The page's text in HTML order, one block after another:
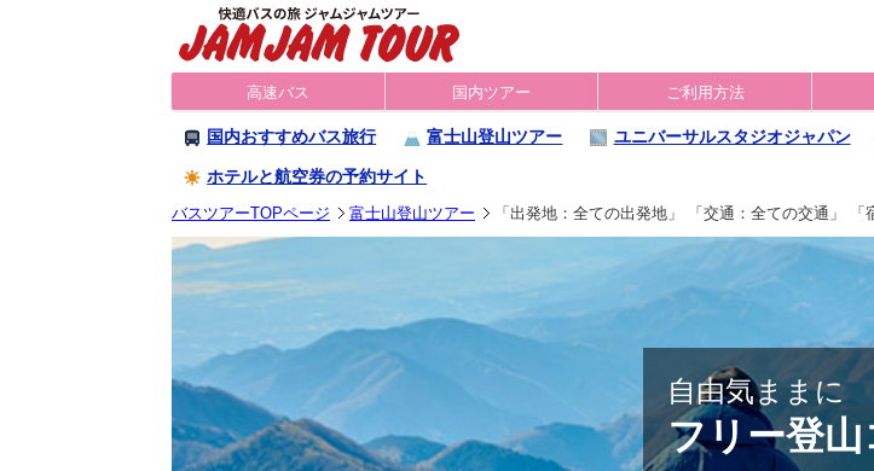
高速バス 国内ツアー ご利用方法
国内おすすめバス旅行 富士山登山ツアー ユニバーサルスタジオジャパン
ホテルと航空券の予約サイト
バスツアーTOPページ 富士山登山ツアー 「出発地：全ての出発地」 「交通：全ての交通」
自由気ままに
フリー登